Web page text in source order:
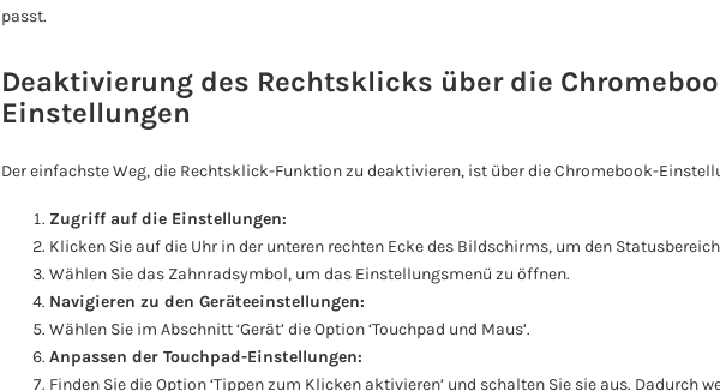
passt.
Deaktivierung des Rechtsklicks über die
Einstellungen
Der einfachste Weg, die Rechtsklick-Funktion zu deaktivieren, ist über die Chromebook-
Zugriff auf die Einstellungen:
Klicken Sie auf die Uhr in der unteren rechten Ecke des Bildschirms, um den
Wählen Sie das Zahnradsymbol, um das Einstellungsmenü zu öffnen.
Navigieren zu den Geräteeinstellungen:
Wählen Sie im Abschnitt ‘Gerät’ die Option ‘Touchpad und Maus’.
Anpassen der Touchpad-Einstellungen:
Finden Sie die Option ‘Tippen zum Klicken aktivieren’ und schalten Sie sie aus. Dadurch